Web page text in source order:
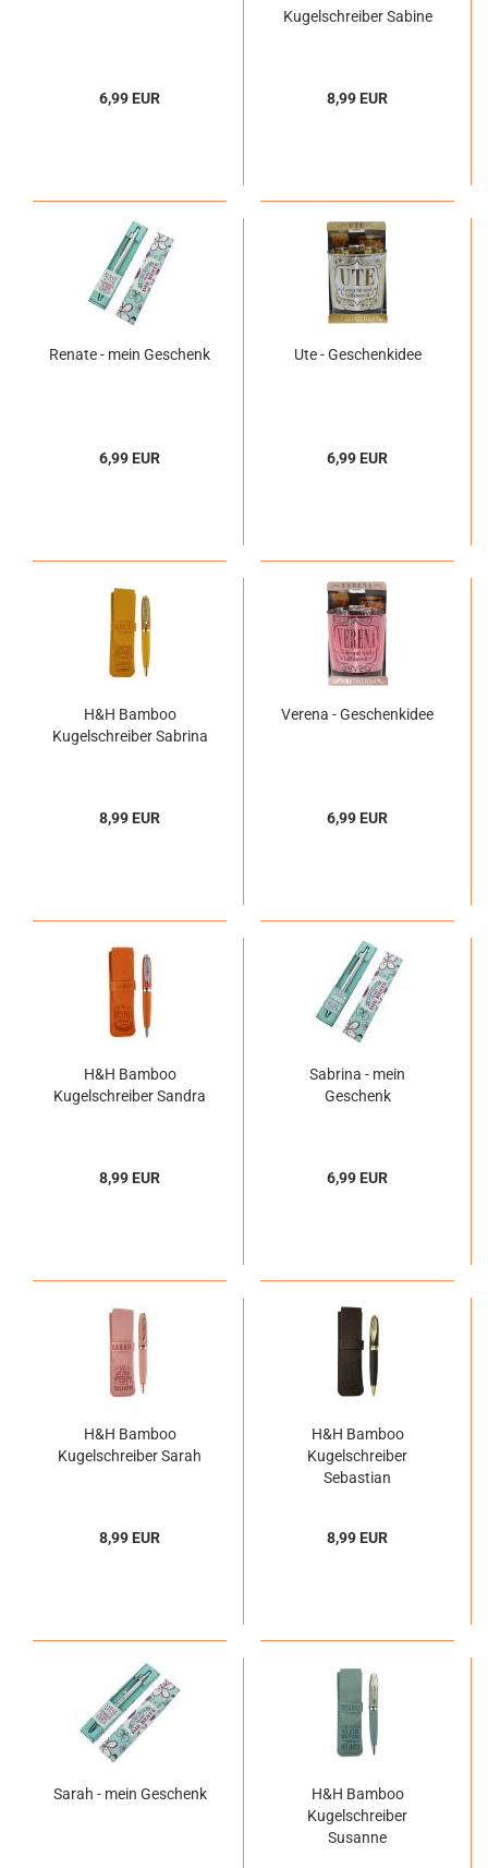
6,99 EUR
Kugelschreiber Sabine
8,99 EUR
Renate - mein Geschenk
6,99 EUR
Ute - Geschenkidee
6,99 EUR
H&H Bamboo
Kugelschreiber Sabrina
8,99 EUR
Verena - Geschenkidee
6,99 EUR
H&H Bamboo
Kugelschreiber Sandra
8,99 EUR
Sabrina - mein
Geschenk
6,99 EUR
H&H Bamboo
Kugelschreiber Sarah
8,99 EUR
H&H Bamboo
Kugelschreiber
Sebastian
8,99 EUR
Sarah - mein Geschenk
H&H Bamboo
Kugelschreiber
Susanne